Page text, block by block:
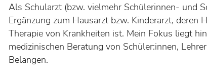
Als Schularzt (bzw. vielmehr Schülerinnen- und
Ergänzung zum Hausarzt bzw. Kinderarzt,
Therapie von Krankheiten ist. Mein Fokus liegt
medizinischen Beratung von Schüler:innen,
Belangen.